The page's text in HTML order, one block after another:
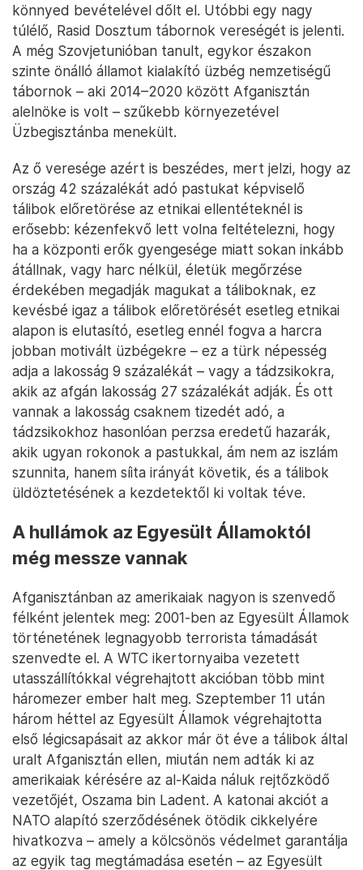
könnyed bevételével dőlt el. Utóbbi egy nagy
túlélő, Rasid Dosztum tábornok vereségét is jelenti.
A még Szovjetunióban tanult, egykor északon
szinte önálló államot kialakító üzbég nemzetiségű
tábornok – aki 2014–2020 között Afganisztán
alelnöke is volt – szűkebb környezetével
Üzbegisztánba menekült.
Az ő veresége azért is beszédes, mert jelzi, hogy az
ország 42 százalékát adó pastukat képviselő
tálibok előretörése az etnikai ellentéteknél is
erősebb: kézenfekvő lett volna feltételezni, hogy
ha a központi erők gyengesége miatt sokan inkább
átállnak, vagy harc nélkül, életük megőrzése
érdekében megadják magukat a táliboknak, ez
kevésbé igaz a tálibok előretörését esetleg etnikai
alapon is elutasító, esetleg ennél fogva a harcra
jobban motivált üzbégekre – ez a türk népesség
adja a lakosság 9 százalékát – vagy a tádzsikokra,
akik az afgán lakosság 27 százalékát adják. És ott
vannak a lakosság csaknem tizedét adó, a
tádzsikokhoz hasonlóan perzsa eredetű hazarák,
akik ugyan rokonok a pastukkal, ám nem az iszlám
szunnita, hanem síita irányát követik, és a tálibok
üldöztetésének a kezdetektől ki voltak téve.
A hullámok az Egyesült Államoktól
még messze vannak
Afganisztánban az amerikaiak nagyon is szenvedő
félként jelentek meg: 2001-ben az Egyesült Államok
történetének legnagyobb terrorista támadását
szenvedte el. A WTC ikertornyaiba vezetett
utasszállítókkal végrehajtott akcióban több mint
háromezer ember halt meg. Szeptember 11 után
három héttel az Egyesült Államok végrehajtotta
első légicsapásait az akkor már öt éve a tálibok által
uralt Afganisztán ellen, miután nem adták ki az
amerikaiak kérésére az al-Kaida náluk rejtőzködő
vezetőjét, Oszama bin Ladent. A katonai akciót a
NATO alapító szerződésének ötödik cikkelyére
hivatkozva – amely a kölcsönös védelmet garantálja
az egyik tag megtámadása esetén – az Egyesült